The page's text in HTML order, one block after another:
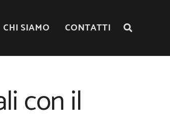
CHI SIAMO CONTATTI
con il